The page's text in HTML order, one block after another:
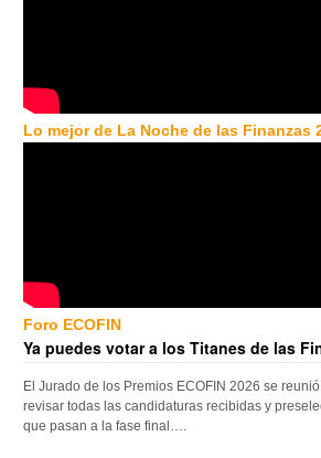
Lo mejor de La Noche de las Finanzas
Foro ECOFIN
Ya puedes votar a los Titanes de las
El Jurado de los Premios ECOFIN 2026 se
revisar todas las candidaturas recibidas y
que pasan a la fase final….